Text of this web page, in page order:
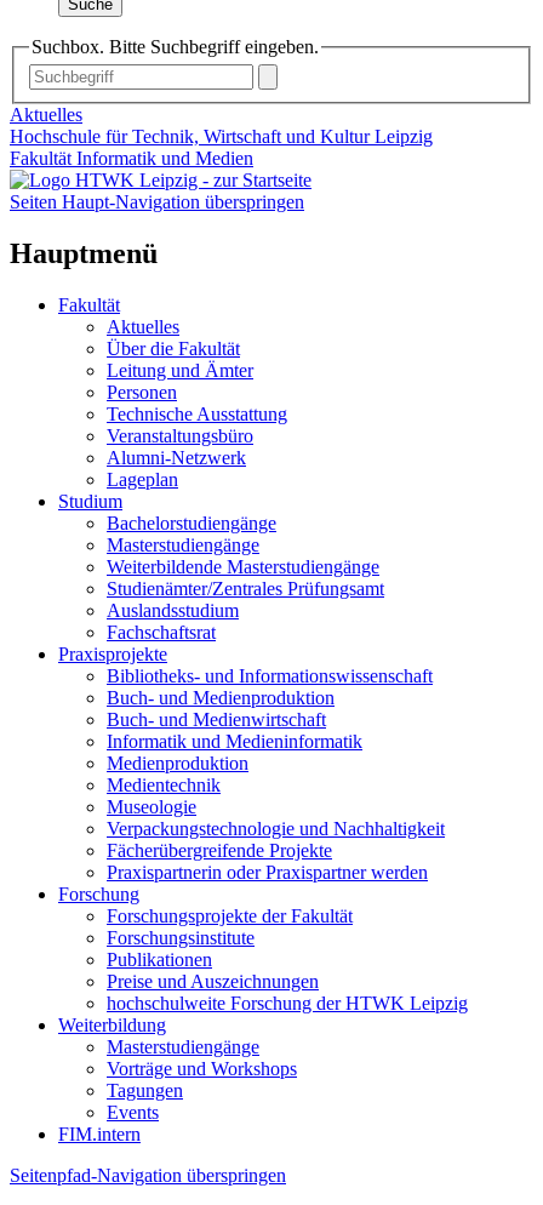
Suche
Suchbox. Bitte Suchbegriff eingeben.
Aktuelles
Hochschule für Technik, Wirtschaft und Kultur Leipzig
Fakultät Informatik und Medien
Seiten Haupt-Navigation überspringen
Hauptmenü
Fakultät
Aktuelles
Über die Fakultät
Leitung und Ämter
Personen
Technische Ausstattung
Veranstaltungsbüro
Alumni-Netzwerk
Lageplan
Studium
Bachelorstudiengänge
Masterstudiengänge
Weiterbildende Masterstudiengänge
Studienämter/Zentrales Prüfungsamt
Auslandsstudium
Fachschaftsrat
Praxisprojekte
Bibliotheks- und Informationswissenschaft
Buch- und Medienproduktion
Buch- und Medienwirtschaft
Informatik und Medieninformatik
Medienproduktion
Medientechnik
Museologie
Verpackungstechnologie und Nachhaltigkeit
Fächerübergreifende Projekte
Praxispartnerin oder Praxispartner werden
Forschung
Forschungsprojekte der Fakultät
Forschungsinstitute
Publikationen
Preise und Auszeichnungen
hochschulweite Forschung der HTWK Leipzig
Weiterbildung
Masterstudiengänge
Vorträge und Workshops
Tagungen
Events
FIM.intern
Seitenpfad-Navigation überspringen